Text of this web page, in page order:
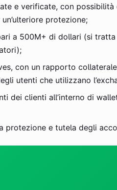
e verificate, con possibilità
protezione;
a 500M+ di dollari (si
con un rapporto
utenti che utilizzano
dei clienti all’interno di
protezione e tutela degli